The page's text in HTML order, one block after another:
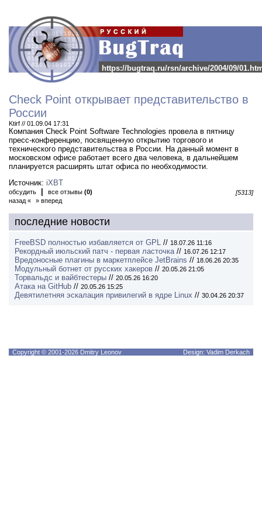
https://bugtraq.ru/rsn/archive/2004/09/
Check Point открывает представительство в
России
Ktirf // 01.09.04 17:31
Компания Check Point Software Technologies провела в пятницу
пресс-конференцию, посвященную открытию торгового и
технического представительства в России. На данный момент в
московском офисе работает всего два человека, в дальнейшем
планируется расширять штат офиса по необходимости.
Источник: iXBT
обсудить все отзывы (0)
[5313]
назад «
» вперед
последние новости
FreeBSD полностью избавляется от GPL // 18.07.26 11:16
Рекордный июльский патч - первая ласточка// 16.07.26 12:17
Вредоносные плагины в маркетплейсе JetBrains // 18.06.26 20:35
Модульный ботнет от русских хакеров // 20.05.26 21:05
Торвальдс и вайбтестеры // 20.05.26 16:20
Атака на GitHub // 20.05.26 15:25
Девятилетняя эскалация привилегий в ядре Linux // 30.04.26 20:37
Copyright © 2001-2026 Dmitry Leonov Design: Vadim Derkach